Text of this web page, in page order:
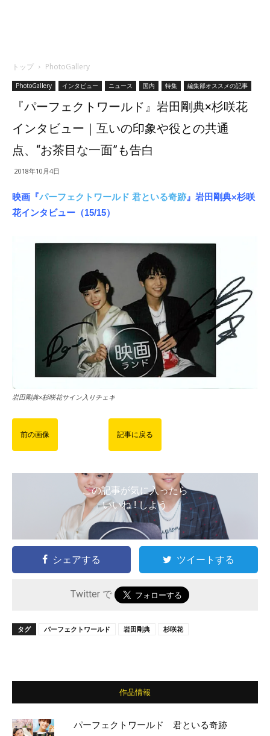
トップ PhotoGallery
PhotoGallery インタビュー ニュース 国内 特集 編集部オススメの記事
『パーフェクトワールド』岩田剛典×杉咲花
インタビュー｜互いの印象や役との共通
点、“お茶目な一面”も告白
2018年10月4日
映画『パーフェクトワールド 君といる奇跡 』岩田剛典×杉咲
花インタビュー（15/15）
岩田剛典×杉咲花サイン入りチェキ
前の画像 記事に戻る
この記事が気に入ったら
いいね ! しよう
シェアする ツイートする
Twitter で
タグ パーフェクトワールド 岩田剛典 杉咲花
作品情報
パーフェクトワールド 君といる奇跡